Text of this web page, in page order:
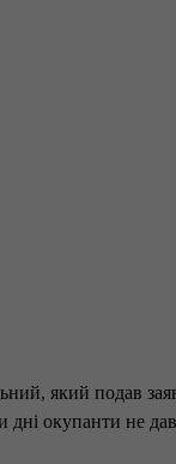
який подав
дні окупанти не